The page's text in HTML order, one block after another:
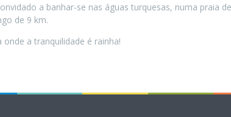
a banhar-se nas águas turquesas, numa praia
de 9 km.
onde a tranquilidade é rainha!